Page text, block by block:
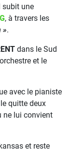
subit une
, à travers les
».
dans le Sud
et le
avec le pianiste
quitte deux
ne lui convient
et reste